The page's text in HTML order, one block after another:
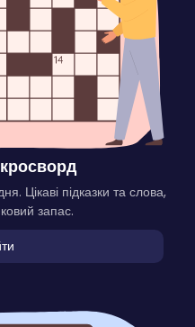
Цікаві підказки та слова,
запас.